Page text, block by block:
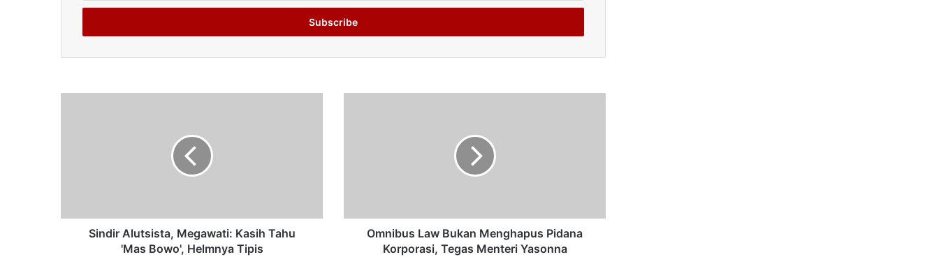
Email
Sindir Alutsista, Megawati: Kasih Tahu
'Mas Bowo', Helmnya Tipis
Omnibus Law Bukan Menghapus Pidana
Korporasi, Tegas Menteri Yasonna